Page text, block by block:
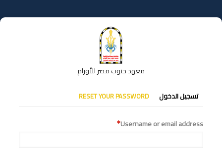
إلى
المحتوى
معهد جنوب مصر للأورام
التبويبات
الأساسية
تسجيل الدخول RESET YOUR PASSWORD
Username or email address